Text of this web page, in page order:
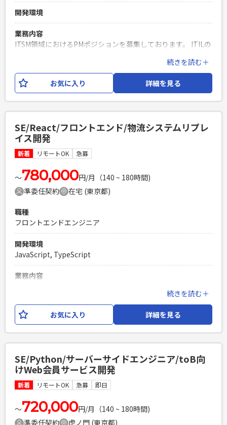
開発環境
業務内容
ITSM領域におけるPMポジションを募集しております。 ITILの
応いただける方を求めております。 ＜業務内容＞ ・ITSM関連
プロジェクトの推進 ・顧客折衝／課題整理 ・運用プロセス改
善支援 ・各ステークホルダーとの調整対応 ・進捗／課題管理
・顧客折衝経験 ・課題管理、進捗管理経験 ・運用改善、サー
ビスマネジメント経験 ・主体的に課題解決へ取り組める方 ・
コミュニケーション能力の高い方
Laravelを用いた開発経験1年以上
エンジニア複数人のチームでの開発経験
続きを読む＋
お気に入り 詳細を見る
SE/React/フロントエンド/物流システムリプレ
イス開発
新着 リモートOK 急募
〜780,000円/月（140 ~ 180時間)
準委任契約
在宅 (東京都)
職種
フロントエンドエンジニア
開発環境
JavaScript, TypeScript
業務内容
票（計62機能）を、Reactへリプレイス（単純移行）するプ
ロジェクトにて SEとしてご参画いただき、下記の業務をお任
せいたします。 【業務内容】 ・既存画面仕様のリバース・既
応 AI（Claude Code）による現行解析や現新比較などの最新
技術、プロセスを取り入れた効率的な開発を行っています。
必須スキル
・Reactを用いたフロントエンド開発の実務経験（2年以上目
安） ・JavaScript(ES6+),TypeScript,HTML5,CSS3を1人称で
続きを読む＋
お気に入り 詳細を見る
SE/Python/サーバーサイドエンジニア/toB向
けWeb会員サービス開発
新着 リモートOK 急募 即日
〜720,000円/月（140 ~ 180時間)
準委任契約
虎ノ門 (東京都)